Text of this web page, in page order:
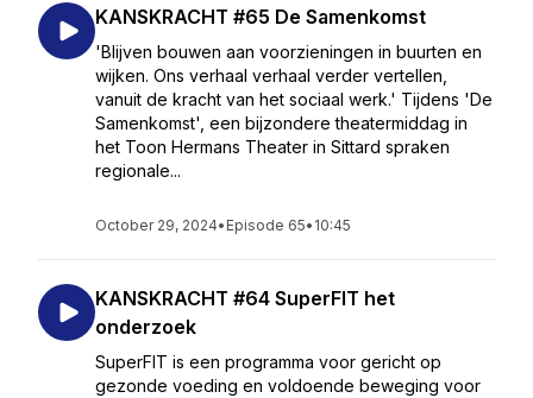
KANSKRACHT #65 De Samenkomst
'Blijven bouwen aan voorzieningen in buurten en
wijken. Ons verhaal verhaal verder vertellen,
vanuit de kracht van het sociaal werk.' Tijdens 'De
Samenkomst', een bijzondere theatermiddag in
het Toon Hermans Theater in Sittard spraken
regionale...
October 29, 2024• Episode 65• 10:45
KANSKRACHT #64 SuperFIT het
onderzoek
SuperFIT is een programma voor gericht op
gezonde voeding en voldoende beweging voor